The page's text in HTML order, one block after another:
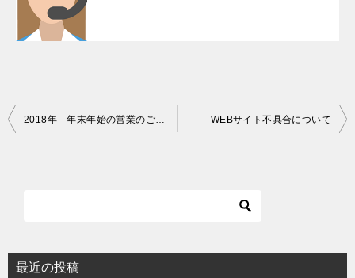
投
シ
2018年 年末年始の営業のご案内 WEBサイト不具合について
最近の投稿